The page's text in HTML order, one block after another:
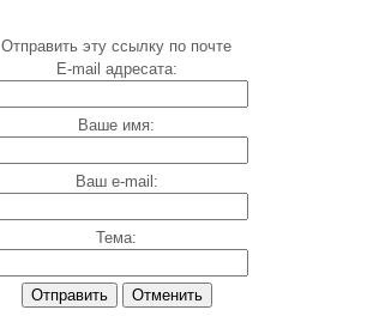
Отправить эту ссылку по почте
E-mail адресата:
Ваше имя:
Ваш e-mail:
Тема:
Отправить Отменить